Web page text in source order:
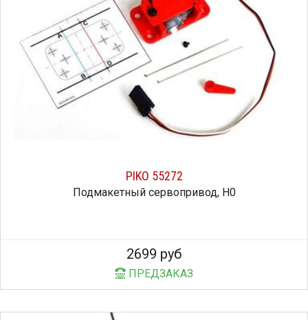
PIKO 55272
Подмакетный сервопривод, H0
2699 руб
ПРЕДЗАКАЗ